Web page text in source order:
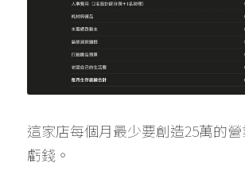
這家店每個月最少要創造25萬的
虧錢。